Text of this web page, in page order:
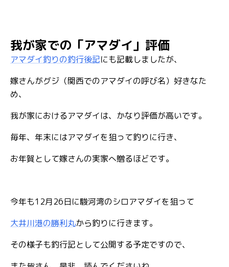
我が家での「アマダイ」評価
アマダイ釣りの釣行後記にも記載しましたが、
嫁さんがグジ（関西でのアマダイの呼び名）好きなた
め、
我が家におけるアマダイは、かなり評価が高いです。
毎年、年末にはアマダイを狙って釣りに行き、
お年賀として嫁さんの実家へ贈るほどです。
今年も12月26日に駿河湾のシロアマダイを狙って
大井川港の勝利丸から釣りに行きます。
その様子も釣行記として公開する予定ですので、